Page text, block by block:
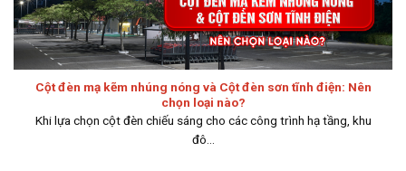
Cột đèn mạ kẽm nhúng nóng và Cột đèn sơn tĩnh điện: Nên
chọn loại nào?
Khi lựa chọn cột đèn chiếu sáng cho các công trình hạ tầng, khu
đô...